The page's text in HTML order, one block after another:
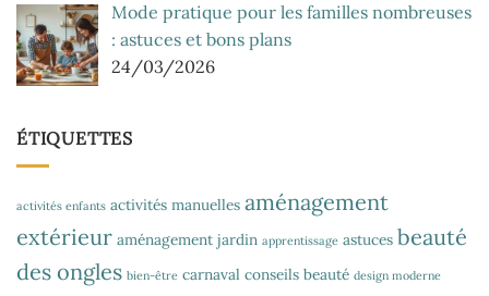
Mode pratique pour les familles nombreuses
: astuces et bons plans
24/03/2026
ÉTIQUETTES
activités enfants activités manuelles aménagement
extérieur aménagement jardin apprentissage astuces beauté
des ongles bien-être carnaval conseils beauté design moderne